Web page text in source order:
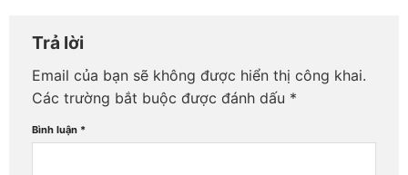
Trả lời
Email của bạn sẽ không được hiển thị công khai.
Các trường bắt buộc được đánh dấu *
Bình luận *